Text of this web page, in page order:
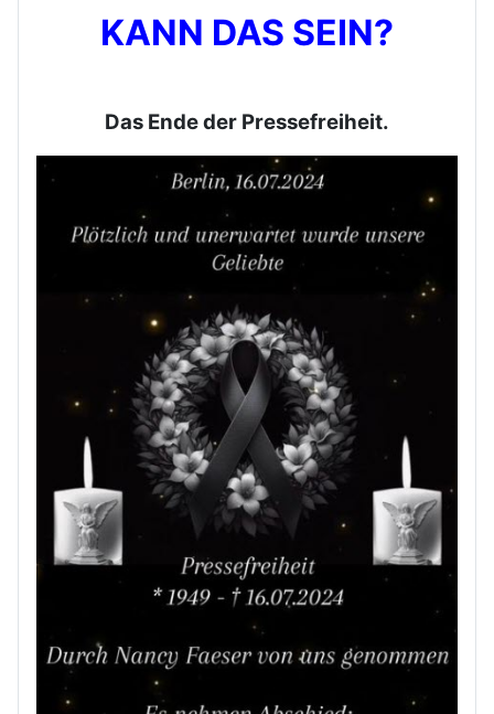
KANN DAS SEIN?
Das Ende der Pressefreiheit.